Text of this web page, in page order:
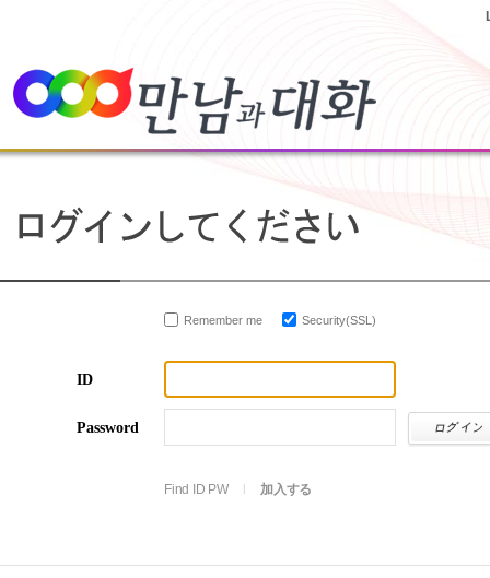
Remember me Security(SSL)
ID
Password
Find ID PW 加入する